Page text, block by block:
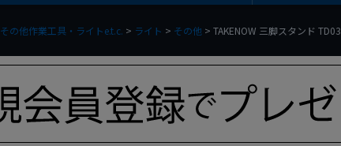
その他作業工具・ライトe.t.c. ライト その他 TAKENOW 三脚スタンド TD03